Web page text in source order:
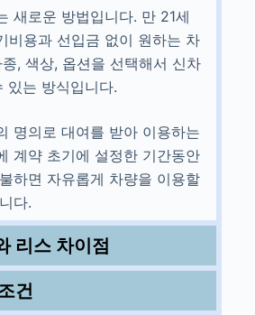
새로운 방법입니다. 만 21세
비용과 선입금 없이 원하는 차
, 색상, 옵션을 선택해서 신차
있는 방식입니다.
명의로 대여를 받아 이용하는
계약 초기에 설정한 기간동안
하면 자유롭게 차량을 이용할
다.
리스 차이점
건